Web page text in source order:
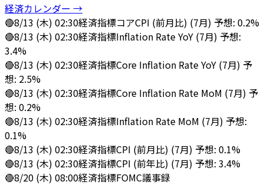
経済カレンダー →
🔴8/13 (木) 02:30経済指標コアCPI (前月比) (7月) 予想: 0.2%
🔴8/13 (木) 02:30経済指標Inflation Rate YoY (7月) 予想:
3.4%
🔴8/13 (木) 02:30経済指標Core Inflation Rate YoY (7月) 予
想: 2.5%
🔴8/13 (木) 02:30経済指標Core Inflation Rate MoM (7月) 予
想: 0.2%
🔴8/13 (木) 02:30経済指標Inflation Rate MoM (7月) 予想:
0.1%
🔴8/13 (木) 02:30経済指標CPI (前月比) (7月) 予想: 0.1%
🔴8/13 (木) 02:30経済指標CPI (前年比) (7月) 予想: 3.4%
🔴8/20 (木) 08:00経済指標FOMC議事録